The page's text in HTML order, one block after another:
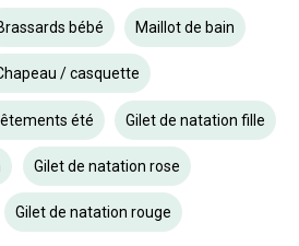
bébé Maillot de bain
/ casquette
été Gilet de natation fille
Gilet de natation rose
Gilet de natation rouge